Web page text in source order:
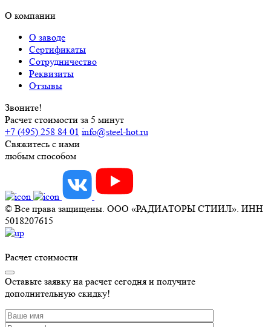
О компании
О заводе
Сертификаты
Сотрудничество
Реквизиты
Отзывы
Звоните!
Расчет стоимости за 5 минут
+7 (495) 258 84 01 info@steel-hot.ru
Свяжитесь с нами
любым способом
© Все права защищены. ООО «РАДИАТОРЫ СТИИЛ». ИНН
5018207615
Расчет стоимости
Оставьте заявку на расчет сегодня и получите
дополнительную скидку!